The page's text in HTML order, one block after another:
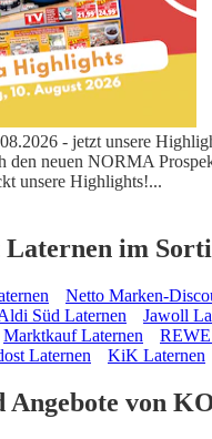
- jetzt unsere
den neuen NORMA
unsere Highlights!...
Laternen im
Netto Marken-
Süd Laternen
Jawoll
Marktkauf Laternen
Laternen KiK Laternen
Angebote von